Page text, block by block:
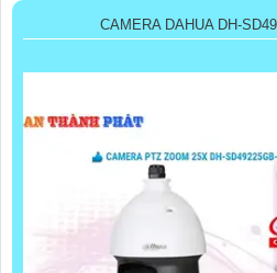
CAMERA DAHUA DH-